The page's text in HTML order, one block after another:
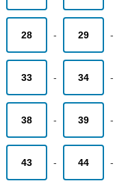
28 - 29 -
33 - 34 -
38 - 39 -
43 - 44 -